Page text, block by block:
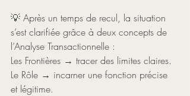
💡 Après un temps de recul, la situation
s’est clarifiée grâce à deux concepts de
l’Analyse Transactionnelle :
Les Frontières → tracer des limites claires.
Le Rôle → incarner une fonction précise
et légitime.